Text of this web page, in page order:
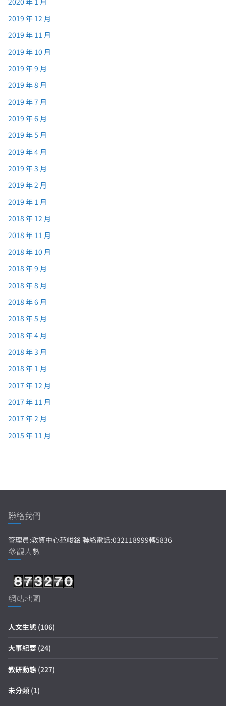
2019 年 12 月
2019 年 11 月
2019 年 10 月
2019 年 9 月
2019 年 8 月
2019 年 7 月
2019 年 6 月
2019 年 5 月
2019 年 4 月
2019 年 3 月
2019 年 2 月
2019 年 1 月
2018 年 12 月
2018 年 11 月
2018 年 10 月
2018 年 9 月
2018 年 8 月
2018 年 6 月
2018 年 5 月
2018 年 4 月
2018 年 3 月
2018 年 1 月
2017 年 12 月
2017 年 11 月
2017 年 2 月
2015 年 11 月
聯絡我們
管理員:教資中心范峻銘 聯絡電話:032118999轉5836
參觀人數
網站地圖
人文生態 (106)
大事紀要 (24)
教研動態 (227)
未分類 (1)